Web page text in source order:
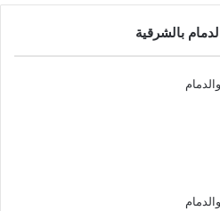
بالشرقية